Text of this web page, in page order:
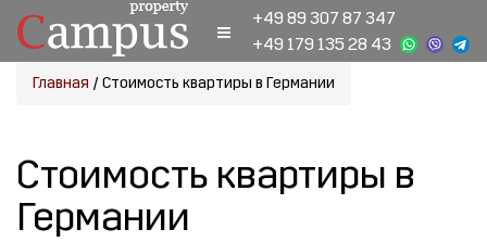
+49 89 307 87 347
+49 179 135 28 43
Главная / Стоимость квартиры в Германии
Стоимость квартиры в
Германии